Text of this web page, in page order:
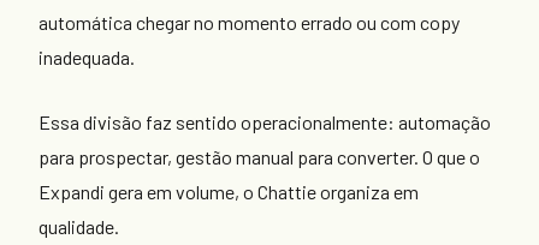
automática chegar no momento errado ou com copy
inadequada.
Essa divisão faz sentido operacionalmente: automação
para prospectar, gestão manual para converter. O que o
Expandi gera em volume, o Chattie organiza em
qualidade.